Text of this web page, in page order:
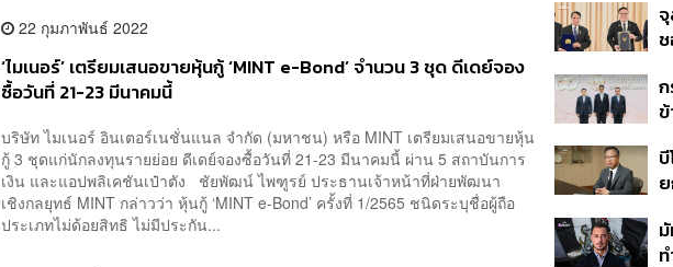
22 กุมภาพันธ์ 2022
‘ไมเนอร์’ เตรียมเสนอขายหุ้นกู้ ‘MINT e-Bond’ จำนวน 3 ชุด ดีเดย์จอง
ซื้อวันที่ 21-23 มีนาคมนี้
บริษัท ไมเนอร์ อินเตอร์เนชั่นแนล จำกัด (มหาชน) หรือ MINT เตรียมเสนอขายหุ้น
กู้ 3 ชุดแก่นักลงทุนรายย่อย ดีเดย์จองซื้อวันที่ 21-23 มีนาคมนี้ ผ่าน 5 สถาบันการ
เงิน และแอปพลิเคชันเป๋าตัง ชัยพัฒน์ ไพฑูรย์ ประธานเจ้าหน้าที่ฝ่ายพัฒนา
เชิงกลยุทธ์ MINT กล่าวว่า หุ้นกู้ ‘MINT e-Bond’ ครั้งที่ 1/2565 ชนิดระบุชื่อผู้ถือ
ประเภทไม่ด้อยสิทธิ ไม่มีประกัน...